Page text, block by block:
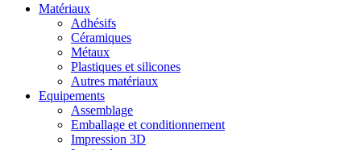
Matériaux
Adhésifs
Céramiques
Métaux
Plastiques et silicones
Autres matériaux
Equipements
Assemblage
Emballage et conditionnement
Impression 3D